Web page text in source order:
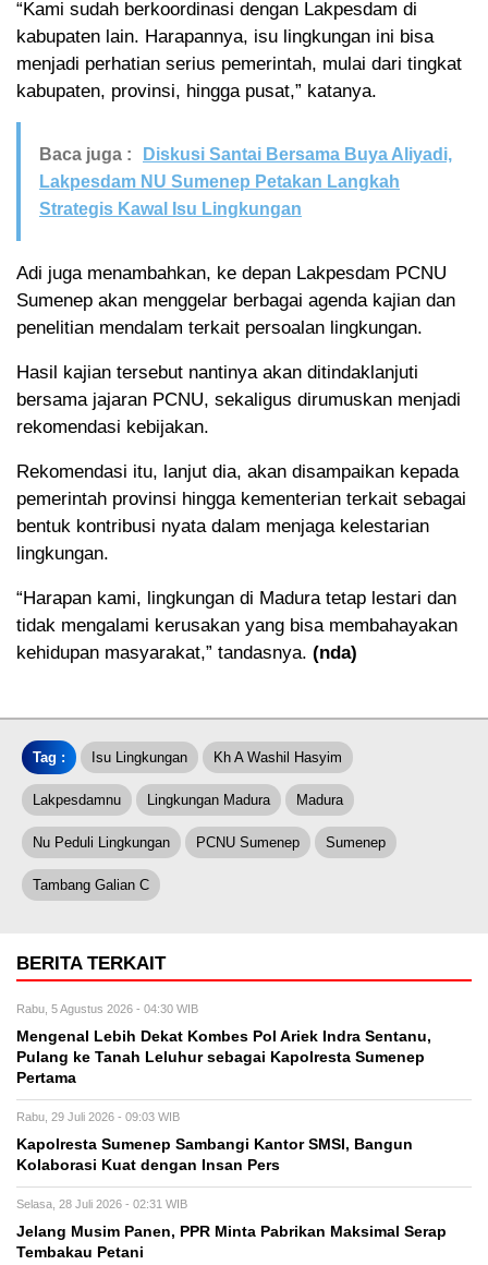
“Kami sudah berkoordinasi dengan Lakpesdam di
kabupaten lain. Harapannya, isu lingkungan ini bisa
menjadi perhatian serius pemerintah, mulai dari tingkat
kabupaten, provinsi, hingga pusat,” katanya.
Baca juga :
Diskusi Santai Bersama Buya Aliyadi,
Lakpesdam NU Sumenep Petakan Langkah
Strategis Kawal Isu Lingkungan
Adi juga menambahkan, ke depan Lakpesdam PCNU
Sumenep akan menggelar berbagai agenda kajian dan
penelitian mendalam terkait persoalan lingkungan.
Hasil kajian tersebut nantinya akan ditindaklanjuti
bersama jajaran PCNU, sekaligus dirumuskan menjadi
rekomendasi kebijakan.
Rekomendasi itu, lanjut dia, akan disampaikan kepada
pemerintah provinsi hingga kementerian terkait sebagai
bentuk kontribusi nyata dalam menjaga kelestarian
lingkungan.
“Harapan kami, lingkungan di Madura tetap lestari dan
tidak mengalami kerusakan yang bisa membahayakan
kehidupan masyarakat,” tandasnya. (nda)
Tag : Isu Lingkungan Kh A Washil Hasyim
Lakpesdamnu Lingkungan Madura Madura
Nu Peduli Lingkungan PCNU Sumenep Sumenep
Tambang Galian C
BERITA TERKAIT
Rabu, 5 Agustus 2026 - 04:30 WIB
Mengenal Lebih Dekat Kombes Pol Ariek Indra Sentanu,
Pulang ke Tanah Leluhur sebagai Kapolresta Sumenep
Pertama
Rabu, 29 Juli 2026 - 09:03 WIB
Kapolresta Sumenep Sambangi Kantor SMSI, Bangun
Kolaborasi Kuat dengan Insan Pers
Selasa, 28 Juli 2026 - 02:31 WIB
Jelang Musim Panen, PPR Minta Pabrikan Maksimal Serap
Tembakau Petani